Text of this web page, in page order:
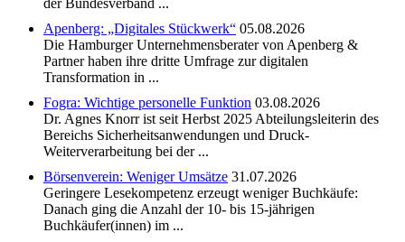
der Bundesverband ...
Apenberg: „Digitales Stückwerk“ 05.08.2026
Die Hamburger Unternehmensberater von Apenberg &
Partner haben ihre dritte Umfrage zur digitalen
Transformation in ...
Fogra: Wichtige personelle Funktion 03.08.2026
Dr. Agnes Knorr ist seit Herbst 2025 Abteilungsleiterin des
Bereichs Sicherheitsanwendungen und Druck-
Weiterverarbeitung bei der ...
Börsenverein: Weniger Umsätze 31.07.2026
Geringere Lesekompetenz erzeugt weniger Buchkäufe:
Danach ging die Anzahl der 10- bis 15-jährigen
Buchkäufer(innen) im ...